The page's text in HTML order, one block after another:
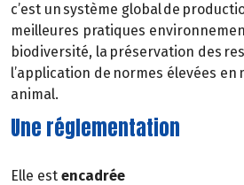
c’est un système global de
meilleures pratiques
biodiversité, la préservation des
l’application de normes élevées
animal.
Une réglementation
Elle est encadrée